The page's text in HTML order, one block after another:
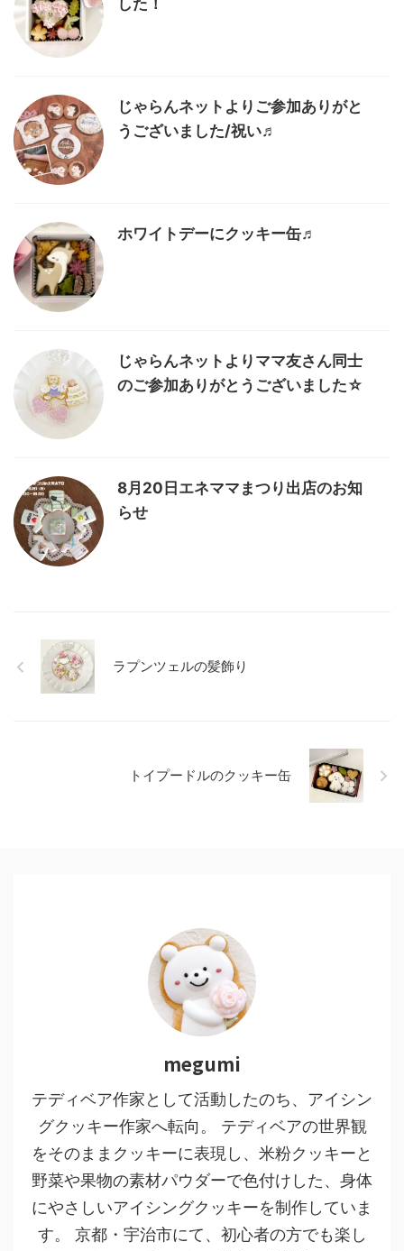
した！
じゃらんネットよりご参加ありがと
うございました/祝い♬
ホワイトデーにクッキー缶♬
じゃらんネットよりママ友さん同士
のご参加ありがとうございました☆
8月20日エネママまつり出店のお知
らせ
ラプンツェルの髪飾り
トイプードルのクッキー缶
megumi
テディベア作家として活動したのち、アイシン
グクッキー作家へ転向。 テディベアの世界観
をそのままクッキーに表現し、米粉クッキーと
野菜や果物の素材パウダーで色付けした、身体
にやさしいアイシングクッキーを制作していま
す。 京都・宇治市にて、初心者の方でも楽し